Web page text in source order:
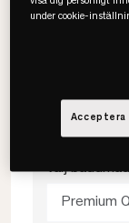
Välj färg
Medium
Välj
Premium
under cookie-
Acceptera